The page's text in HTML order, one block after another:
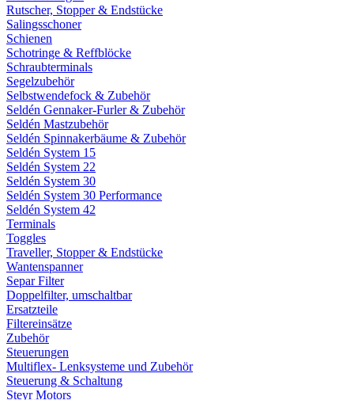
Rutscher, Stopper & Endstücke
Salingsschoner
Schienen
Schotringe & Reffblöcke
Schraubterminals
Segelzubehör
Selbstwendefock & Zubehör
Seldén Gennaker-Furler & Zubehör
Seldén Mastzubehör
Seldén Spinnakerbäume & Zubehör
Seldén System 15
Seldén System 22
Seldén System 30
Seldén System 30 Performance
Seldén System 42
Terminals
Toggles
Traveller, Stopper & Endstücke
Wantenspanner
Separ Filter
Doppelfilter, umschaltbar
Ersatzteile
Filtereinsätze
Zubehör
Steuerungen
Multiflex- Lenksysteme und Zubehör
Steuerung & Schaltung
Steyr Motors